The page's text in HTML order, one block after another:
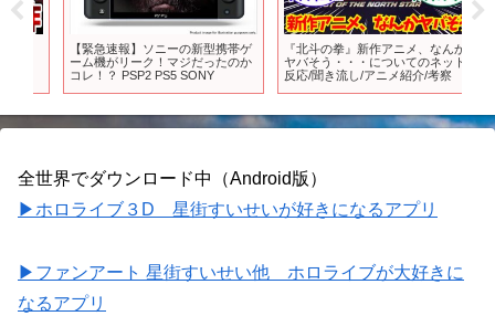
【緊急速報】ソニーの新型携帯ゲ
ーム機がリーク！マジだったのか
コレ！？ PSP2 PS5 SONY
『北斗の拳』新作アニメ、なんか
ヤバそう・・・についてのネット
反応/聞き流し/アニメ紹介/考察
全世界でダウンロード中（Android版）
▶ホロライブ３D 星街すいせいが好きになるアプリ
▶ファンアート 星街すいせい他 ホロライブが大好きに
なるアプリ